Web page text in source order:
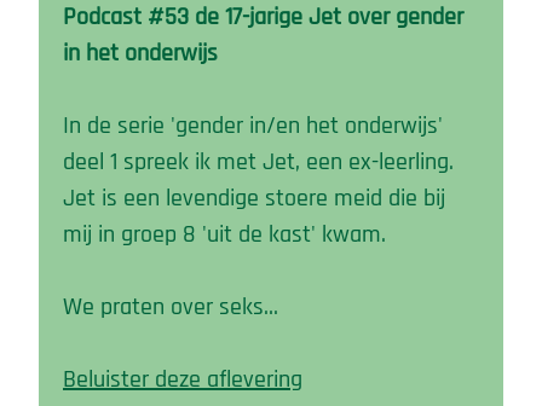
Podcast #53 de 17-jarige Jet over gender
in het onderwijs
In de serie 'gender in/en het onderwijs'
deel 1 spreek ik met Jet, een ex-leerling.
Jet is een levendige stoere meid die bij
mij in groep 8 'uit de kast' kwam.
We praten over seks…
Beluister deze aflevering